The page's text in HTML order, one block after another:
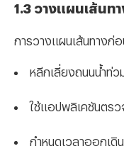
1.3 วางแผนเส้นทา
การวางแผนเส้นทางก่
หลีกเลี่ยงถนนน้ำท่ว
ใช้แอปพลิเคชันตร
กำหนดเวลาออกเดิ